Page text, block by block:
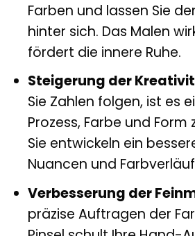
Farben und lassen Sie
hinter sich. Das Malen
fördert die innere Ruhe.
Steigerung der
Sie Zahlen folgen, ist es
Prozess, Farbe und Form
Sie entwickeln ein
Nuancen und
Verbesserung der
präzise Auftragen der